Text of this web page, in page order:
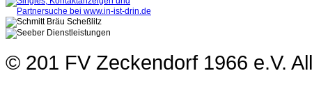
© 201 FV Zeckendorf 1966 e.V.